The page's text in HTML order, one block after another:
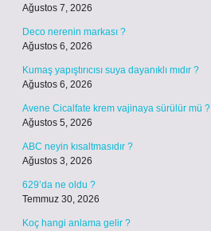
Ağustos 7, 2026
Deco nerenin markası ?
Ağustos 6, 2026
Kumaş yapıştırıcısı suya dayanıklı mıdır ?
Ağustos 6, 2026
Avene Cicalfate krem vajinaya sürülür mü ?
Ağustos 5, 2026
ABC neyin kısaltmasıdır ?
Ağustos 3, 2026
629’da ne oldu ?
Temmuz 30, 2026
Koç hangi anlama gelir ?